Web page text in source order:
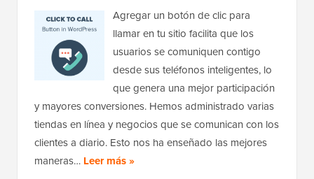
Agregar un botón de clic para
llamar en tu sitio facilita que los
usuarios se comuniquen contigo
desde sus teléfonos inteligentes, lo
que genera una mejor participación
y mayores conversiones. Hemos administrado varias
tiendas en línea y negocios que se comunican con los
clientes a diario. Esto nos ha enseñado las mejores
maneras… Leer más »